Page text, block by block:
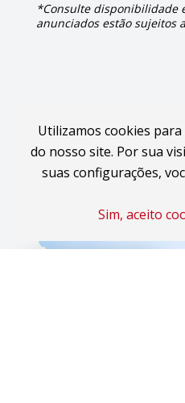
Utilizamos cookies
do nosso site. Por sua
suas configurações,
Sim, aceito
*Consulte disponibilidade
anunciados estão sujeitos